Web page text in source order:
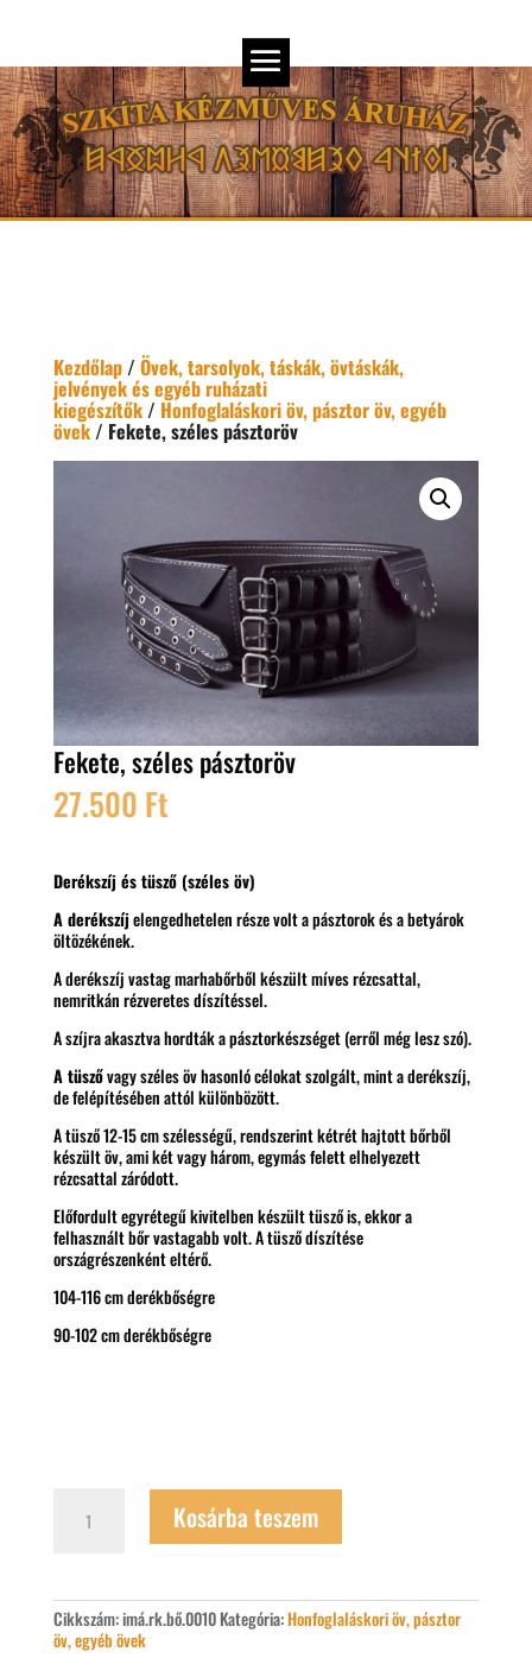
Kezdőlap/ Övek, tarsolyok, táskák, övtáskák,
jelvények és egyéb ruházati
kiegészítők/ Honfoglaláskori öv, pásztor öv, egyéb
övek/ Fekete, széles pásztoröv
Fekete, széles pásztoröv
27.500 Ft
Derékszíj és tüsző (széles öv)
A derékszíjelengedhetelen része volt a pásztorok és a betyárok
öltözékének.
A derékszíj vastag marhabőrből készült míves rézcsattal,
nemritkán rézveretes díszítéssel.
A szíjra akasztva hordták a pásztorkészséget (erről még lesz szó).
A tüszővagy széles öv hasonló célokat szolgált, mint a derékszíj,
de felépítésében attól különbözött.
A tüsző 12-15 cm szélességű, rendszerint kétrét hajtott bőrből
készült öv, ami két vagy három, egymás felett elhelyezett
rézcsattal záródott.
Előfordult egyrétegű kivitelben készült tüsző is, ekkor a
felhasznált bőr vastagabb volt. A tüsző díszítése
országrészenként eltérő.
104-116 cm derékbőségre
90-102 cm derékbőségre
széles
Kosárba teszem
Cikkszám:imá.rk.bő.0010 Kategória:Honfoglaláskori öv, pásztor
öv, egyéb övek